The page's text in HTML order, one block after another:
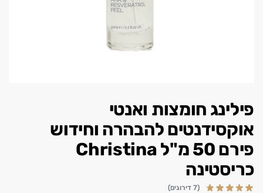
פילינג חומצות ואנטי
אוקסידנטים להבהרה וחידוש
פירם 50 מ"ל Christina
כריסטינה
(7 דירוגים)